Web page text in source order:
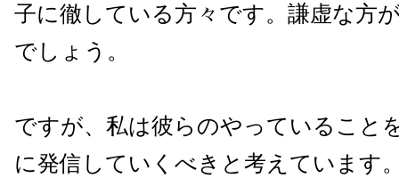
子に徹している方々です。謙虚な方
でしょう。
ですが、私は彼らのやっていること
に発信していくべきと考えています